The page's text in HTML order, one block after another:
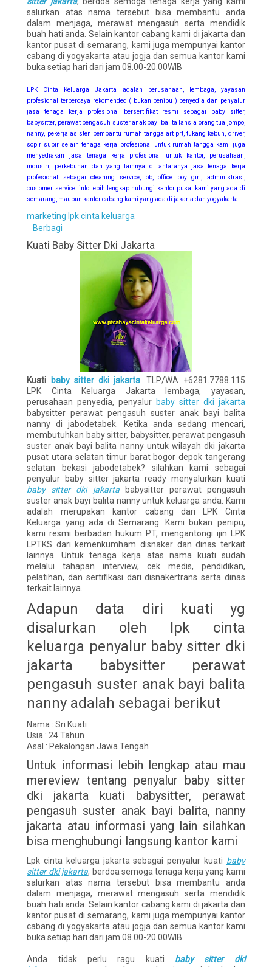
salurkan atas nama tersebut bisa membantu anda
dalam menjaga, merawat mengasuh serta mendidik
buah hati anda. Selain kantor cabang kami di jakarta dan
kantor pusat di semarang, kami juga mempunyai kantor
cabang di yogyakarta atau jogja dan semua kantor kami
buka setiap hari dari jam 08.00-20.00WIB
LPK Cinta Keluarga Jakarta adalah perusahaan, lembaga, yayasan
profesional terpercaya rekomended ( bukan penipu ) penyedia dan penyalur
jasa tenaga kerja profesional bersertifikat resmi sebagai baby sitter,
babysitter, perawat pengasuh suster anak bayi balita lansia orang tua jompo,
nanny, pekerja asisten pembantu rumah tangga art prt, tukang kebun, driver,
sopir supir selain tenaga kerja profesional untuk rumah tangga kami juga
menyediakan jasa tenaga kerja profesional untuk kantor, perusahaan,
industri, perkebunan dan yang lainnya di antaranya jasa tenaga kerja
profesional sebagai cleaning service, ob, office boy girl, administrasi,
customer service. info lebih lengkap hubungi kantor pusat kami yang ada di
semarang, maupun kantor cabang kami yang ada di jakarta dan yogyakarta.
marketing lpk cinta keluarga
Berbagi
Kuati Baby Sitter Dki Jakarta
Kuati baby sitter dki jakarta . TLP/WA +6281.7788.115
LPK Cinta Keluarga Jakarta lembaga, yayasan,
perusahaan penyedia, penyalur baby sitter dki jakarta
babysitter perawat pengasuh suster anak bayi balita
nanny di jabodetabek. Ketika anda sedang mencari,
membutuhkan baby sitter, babysitter, perawat pengasuh
suster anak bayi balita nanny untuk wilayah dki jakarta
pusat utara selatan timur barat bogor depok tangerang
selatan bekasi jabodetabek? silahkan kami sebagai
penyalur baby sitter jakarta ready menyalurkan kuati
baby sitter dki jakartababysitter perawat pengasuh
suster anak bayi balita nanny untuk keluarga anda. Kami
adalah merupakan kantor cabang dari LPK Cinta
Keluarga yang ada di Semarang. Kami bukan penipu,
kami resmi berbadan hukum PT, mengantongi ijin LPK
LPTKS dari kemenkumham disnaker dan dinas terkait
lainnya. Untuk tenaga kerja atas nama kuati sudah
melalui tahapan interview, cek medis, pendidikan,
pelatihan, dan sertifikasi dari disnakertrans serta dinas
terkait lainnya.
Adapun data diri kuati yg
disalurkan oleh lpk cinta
keluarga penyalur baby sitter dki
jakarta babysitter perawat
pengasuh suster anak bayi balita
nanny adalah sebagai berikut
Nama : Sri Kuati
Usia : 24 Tahun
Asal : Pekalongan Jawa Tengah
Untuk informasi lebih lengkap atau mau
mereview tentang penyalur baby sitter
dki jakarta kuati babysitter, perawat
pengasuh suster anak bayi balita, nanny
jakarta atau informasi yang lain silahkan
bisa menghubungi langsung kantor kami
Lpk cinta keluarga jakarta sebagai penyalur kuati baby
sitter dki jakarta, berdoa semoga tenaga kerja yang kami
salurkan atas nama tersebut bisa membantu anda
dalam menjaga, merawat mengasuh serta mendidik
buah hati anda. Selain kantor cabang kami di jakarta dan
kantor pusat di semarang, kami juga mempunyai kantor
cabang di yogyakarta atau jogja dan semua kantor kami
buka setiap hari dari jam 08.00-20.00WIB
Anda tidak perlu ragu kuati baby sitter dki